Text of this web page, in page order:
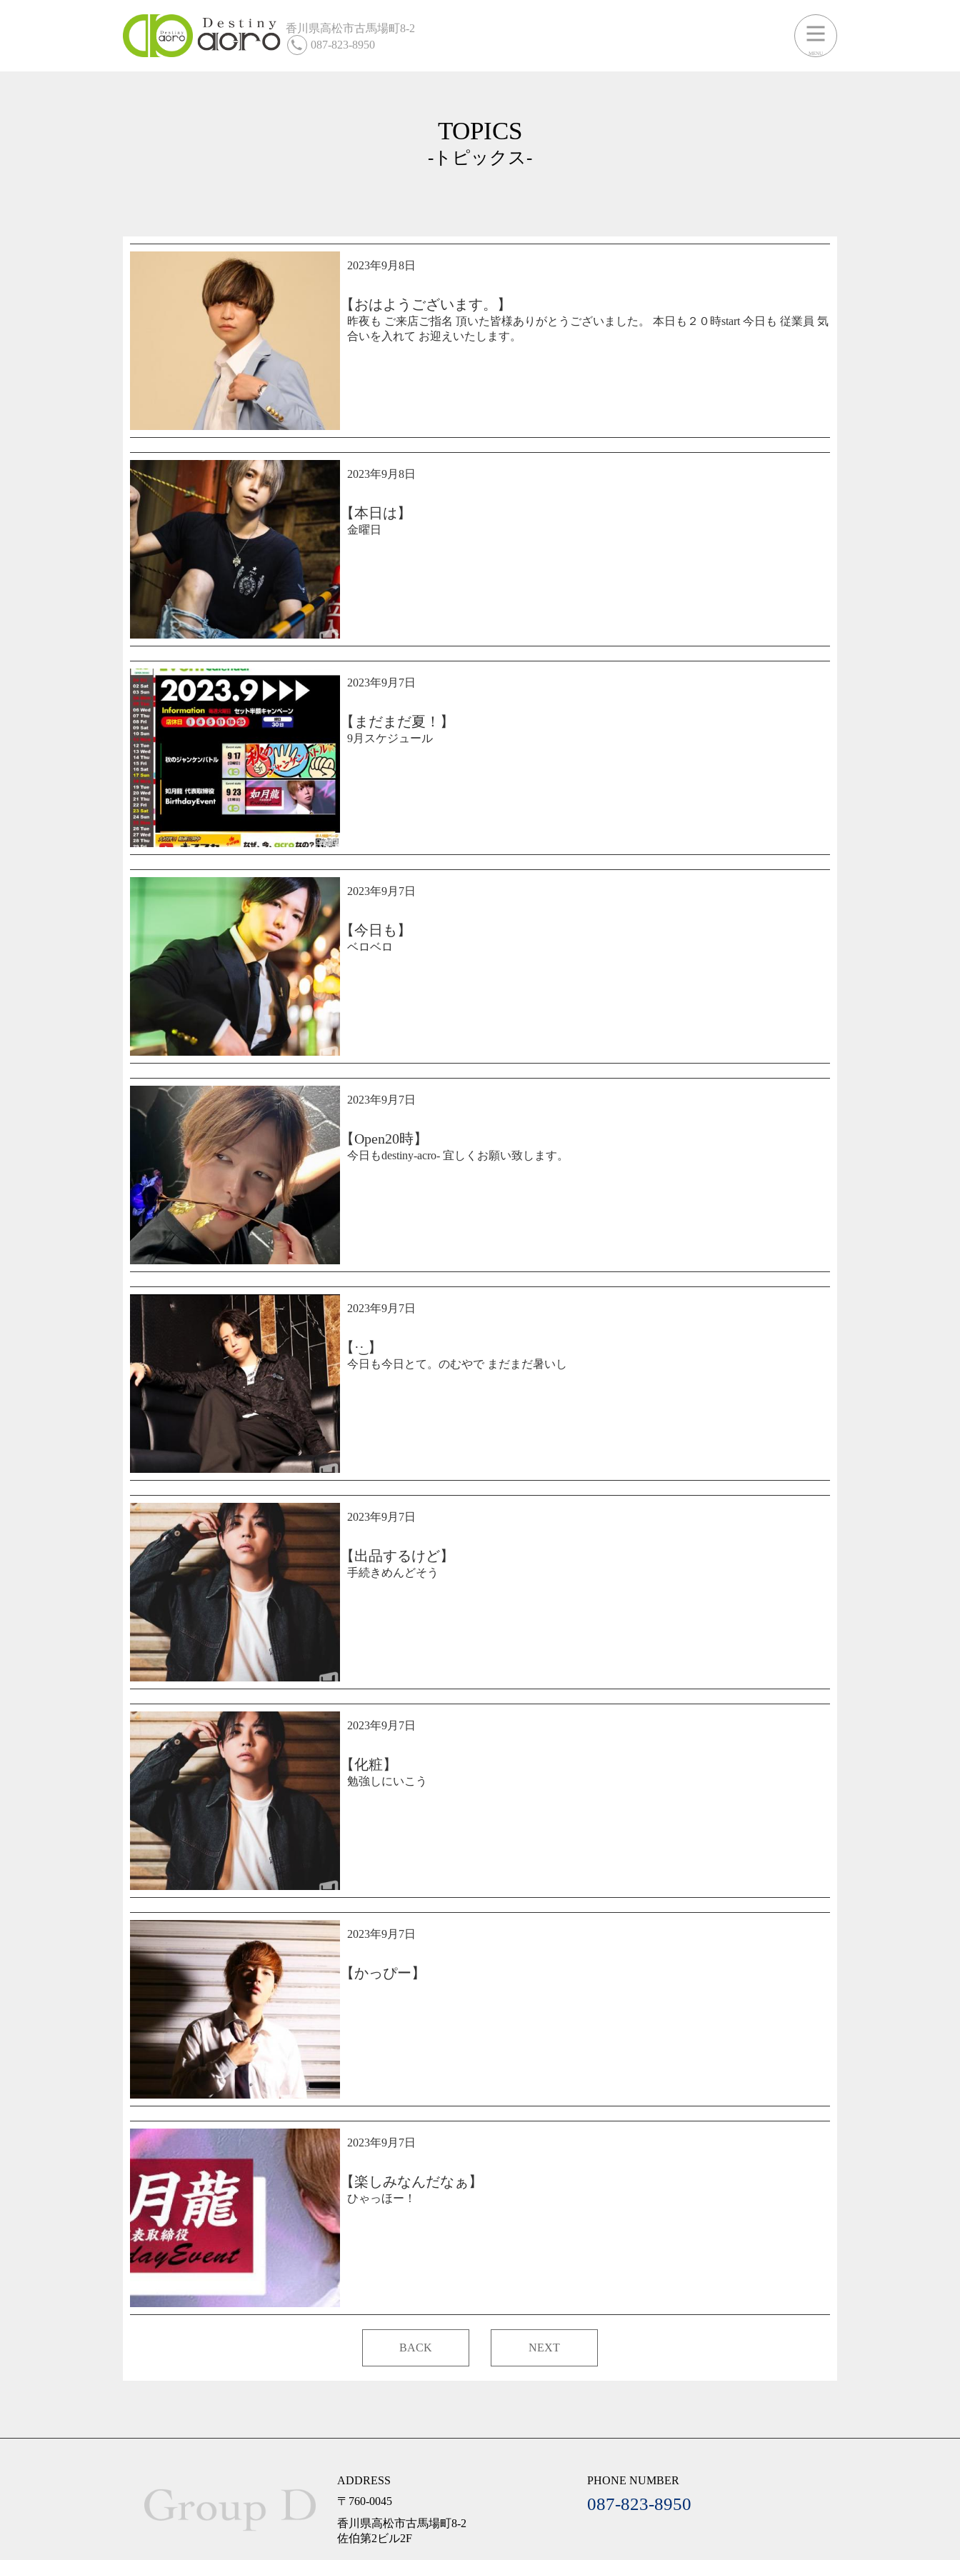
香川県高松市古馬場町8-2
087-823-8950
TOPICS
-トピックス-
2023年9月8日
【おはようございます。】
昨夜も ご来店ご指名 頂いた皆様ありがとうございました。 本日も２０時start 今日も 従業員 気
合いを入れて お迎えいたします。
2023年9月8日
【本日は】
金曜日
2023年9月7日
【まだまだ夏！】
9月スケジュール
2023年9月7日
【今日も】
ベロベロ
2023年9月7日
【Open20時】
今日もdestiny-acro- 宜しくお願い致します。
2023年9月7日
【·͜· ︎︎】
今日も今日とて。のむやで まだまだ暑いし
2023年9月7日
【出品するけど】
手続きめんどそう
2023年9月7日
【化粧】
勉強しにいこう
2023年9月7日
【かっぴー】
2023年9月7日
【楽しみなんだなぁ】
ひゃっほー！
BACK NEXT
ADDRESS
〒760-0045
香川県高松市古馬場町8-2
佐伯第2ビル2F
PHONE NUMBER
087-823-8950